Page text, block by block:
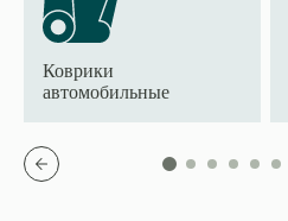
Коврики
автомобильные